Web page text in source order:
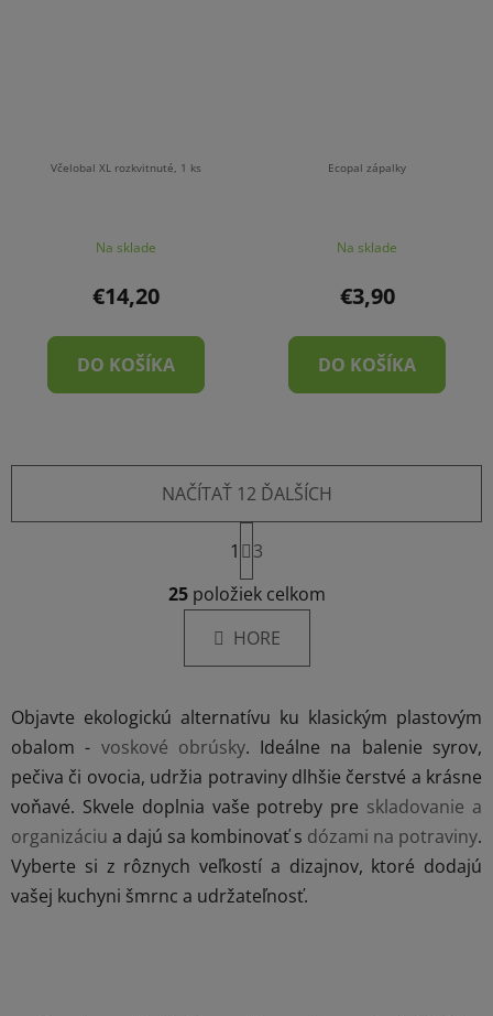
Včelobal XL rozkvitnuté, 1 ks
Na sklade
€14,20
DO KOŠÍKA
Ecopal zápalky
Na sklade
€3,90
DO KOŠÍKA
O
v
l
á
d
c
i
e
p
r
v
k
y
NAČÍTAŤ 12 ĎALŠÍCH
S
t
r
á
n
k
n
i
e
1
3
25položiek celkom
HORE
Objavte ekologickú alternatívu ku klasickým plastovým
obalom - voskové obrúsky. Ideálne na balenie syrov,
pečiva či ovocia, udržia potraviny dlhšie čerstvé a krásne
voňavé. Skvele doplnia vaše potreby pre skladovanie a
organizáciu a dajú sa kombinovať s dózami na potraviny.
Vyberte si z rôznych veľkostí a dizajnov, ktoré dodajú
vašej kuchyni šmrnc a udržateľnosť.